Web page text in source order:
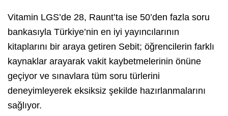
Vitamin LGS’de 28, Raunt’ta ise 50’den fazla soru
bankasıyla Türkiye’nin en iyi yayıncılarının
kitaplarını bir araya getiren Sebit; öğrencilerin farklı
kaynaklar arayarak vakit kaybetmelerinin önüne
geçiyor ve sınavlara tüm soru türlerini
deneyimleyerek eksiksiz şekilde hazırlanmalarını
sağlıyor.